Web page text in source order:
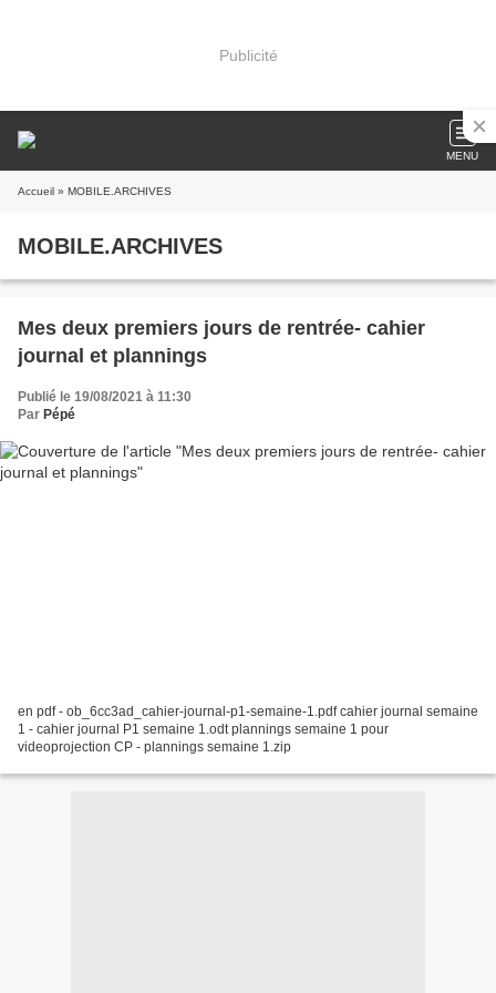
Publicité
MENU
Accueil » MOBILE.ARCHIVES
MOBILE.ARCHIVES
Mes deux premiers jours de rentrée- cahier
journal et plannings
Publié le 19/08/2021 à 11:30
Par Pépé
en pdf - ob_6cc3ad_cahier-journal-p1-semaine-1.pdf cahier journal semaine
1 - cahier journal P1 semaine 1.odt plannings semaine 1 pour
videoprojection CP - plannings semaine 1.zip